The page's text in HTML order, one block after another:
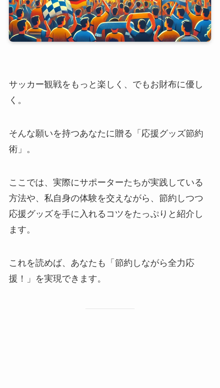
サッカー観戦をもっと楽しく、でもお財布に優し
く。
そんな願いを持つあなたに贈る「応援グッズ節約
術」。
ここでは、実際にサポーターたちが実践している
方法や、私自身の体験を交えながら、節約しつつ
応援グッズを手に入れるコツをたっぷりと紹介し
ます。
これを読めば、あなたも「節約しながら全力応
援！」を実現できます。